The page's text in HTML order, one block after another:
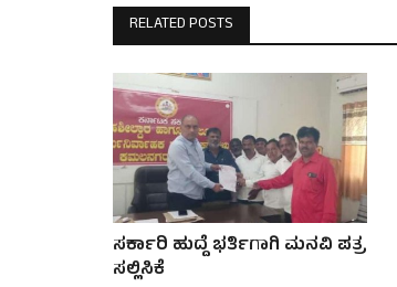
RELATED POSTS
ಸರ್ಕಾರಿ ಹುದ್ದೆ ಭರ್ತಿಗಾಗಿ ಮನವಿ ಪತ್ರ
ಸಲ್ಲಿಸಿಕೆ